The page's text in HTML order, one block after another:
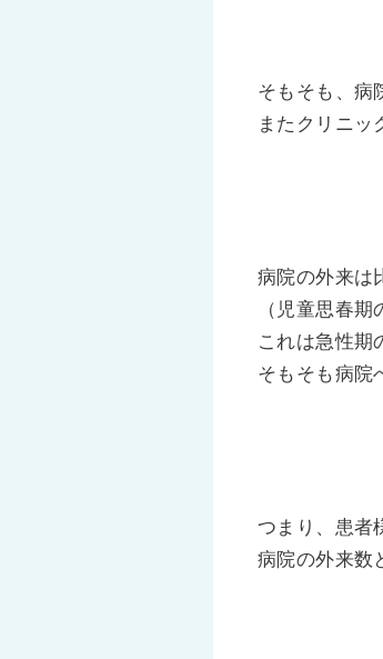
そもそも、病
またクリニッ
病院の外来は
（児童思春
これは急性期
そもそも病院
つまり、患者
病院の外来数